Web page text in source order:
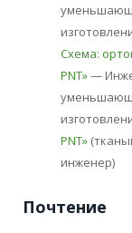
Схема:
PNT»—
PNT»
инженер)
Почтение